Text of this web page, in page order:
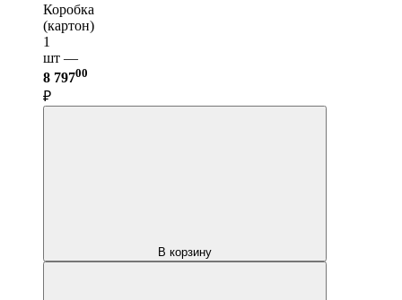
Коробка
(картон)
1
шт —
8 79700
₽
В корзину